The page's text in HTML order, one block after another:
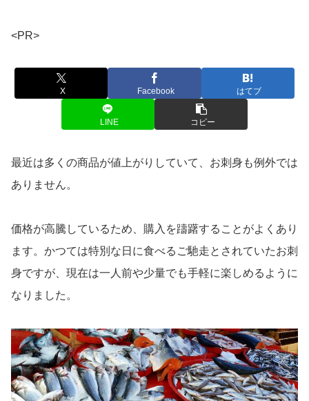
<PR>
X Facebook はてブ
LINE コピー
最近は多くの商品が値上がりしていて、お刺身も例外では
ありません。
価格が高騰しているため、購入を躊躇することがよくあり
ます。かつては特別な日に食べるご馳走とされていたお刺
身ですが、現在は一人前や少量でも手軽に楽しめるように
なりました。